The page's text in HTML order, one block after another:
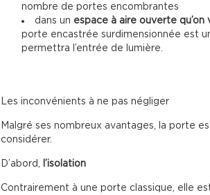
nombre de portes encombrantes
dans un espace à aire ouverte qu’on
porte encastrée surdimensionnée est
permettra l’entrée de lumière.
Les inconvénients à ne pas négliger
Malgré ses nombreux avantages, la porte
considérer.
D’abord, l’isolation
Contrairement à une porte classique, elle